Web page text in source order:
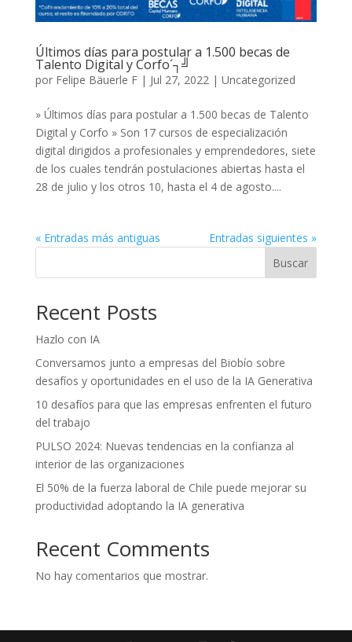
Últimos días para postular a 1.500 becas de
Talento Digital y Corfo´┐╝
por Felipe Bäuerle F| Jul 27, 2022| Uncategorized
» Últimos días para postular a 1.500 becas de Talento
Digital y Corfo » Son 17 cursos de especialización
digital dirigidos a profesionales y emprendedores, siete
de los cuales tendrán postulaciones abiertas hasta el
28 de julio y los otros 10, hasta el 4 de agosto....
« Entradas más antiguas
Entradas siguientes »
Buscar
Recent Posts
Hazlo con IA
Conversamos junto a empresas del Biobío sobre
desafíos y oportunidades en el uso de la IA Generativa
10 desafíos para que las empresas enfrenten el futuro
del trabajo
PULSO 2024: Nuevas tendencias en la confianza al
interior de las organizaciones
El 50% de la fuerza laboral de Chile puede mejorar su
productividad adoptando la IA generativa
Recent Comments
No hay comentarios que mostrar.